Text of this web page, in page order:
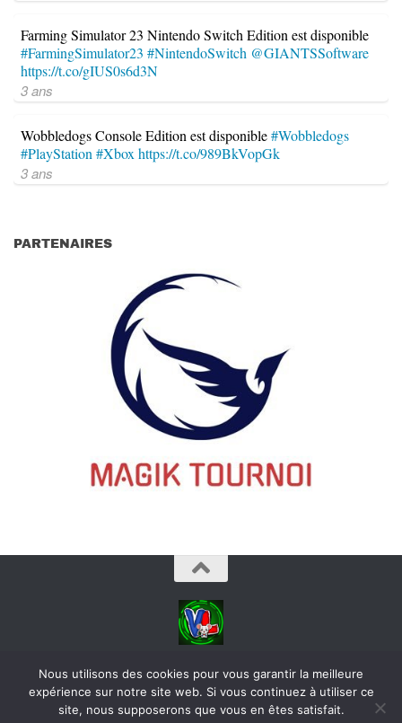
Farming Simulator 23 Nintendo Switch Edition est disponible
#FarmingSimulator23 #NintendoSwitch @GIANTSSoftware
https://t.co/gIUS0s6d3N
3 ans
Wobbledogs Console Edition est disponible#Wobbledogs
#PlayStation #Xbox https://t.co/989BkVopGk
3 ans
PARTENAIRES
videoludos © 2026. Tous droits réservés.
Nous utilisons des cookies pour vous garantir la meilleure
expérience sur notre site web. Si vous continuez à utiliser ce
site, nous supposerons que vous en êtes satisfait.